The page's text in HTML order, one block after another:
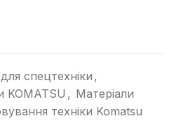
спецтехніки ,
KOMATSU , Матеріали
техніки Komatsu